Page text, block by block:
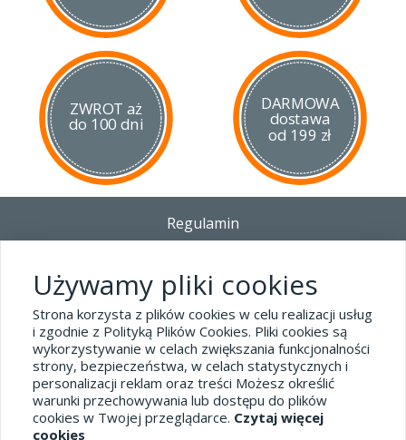
ZWROT aż
do 100 dni
DARMOWA
dostawa
od 199 zł
Regulamin
Polityka prywatności i pliki cookies
Blog
Dane kontaktowe
tel.32 445-74-07
sklep@hard-skin.pl
Używamy pliki cookies
Strona korzysta z plików cookies w celu realizacji usług
i zgodnie z Polityką Plików Cookies. Pliki cookies są
wykorzystywanie w celach zwiększania funkcjonalności
strony, bezpieczeństwa, w celach statystycznych i
personalizacji reklam oraz treści Możesz określić
warunki przechowywania lub dostępu do plików
cookies w Twojej przeglądarce. Czytaj więcej
cookies